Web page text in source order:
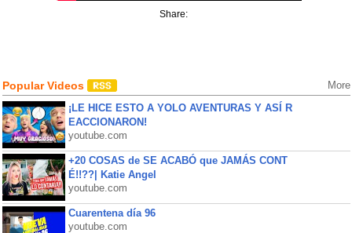
Share:
Popular Videos More
¡LE HICE ESTO A YOLO AVENTURAS Y ASÍ R
EACCIONARON!
youtube.com
+20 COSAS de SE ACABÓ que JAMÁS CONT
É!!??| Katie Angel
youtube.com
Cuarentena día 96
youtube.com